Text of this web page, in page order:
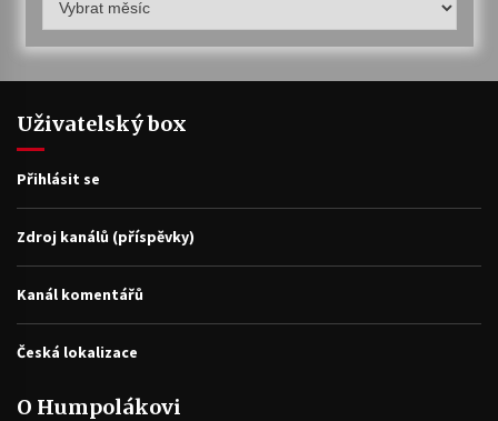
archiv
Uživatelský box
Přihlásit se
Zdroj kanálů (příspěvky)
Kanál komentářů
Česká lokalizace
O Humpolákovi